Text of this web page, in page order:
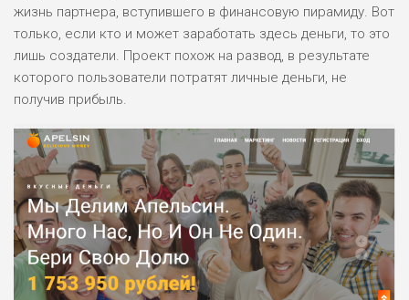
жизнь партнера, вступившего в финансовую пирамиду. Вот
только, если кто и может заработать здесь деньги, то это
лишь создатели. Проект похож на развод, в результате
которого пользователи потратят личные деньги, не
получив прибыль.